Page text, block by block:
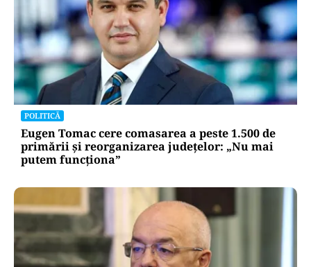
POLITICĂ
Eugen Tomac cere comasarea a peste 1.500 de
primării și reorganizarea județelor: „Nu mai
putem funcționa”